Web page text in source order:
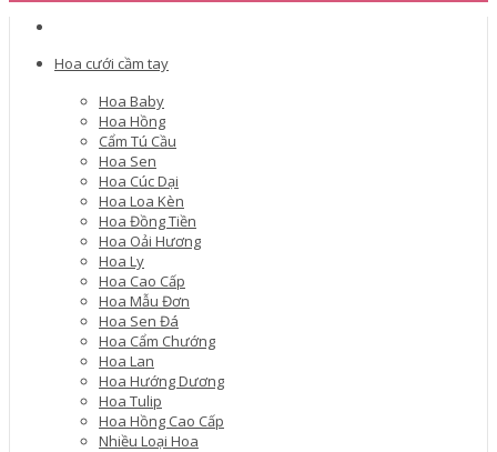
Hoa cưới cầm tay
Hoa Baby
Hoa Hồng
Cẩm Tú Cầu
Hoa Sen
Hoa Cúc Dại
Hoa Loa Kèn
Hoa Đồng Tiền
Hoa Oải Hương
Hoa Ly
Hoa Cao Cấp
Hoa Mẫu Đơn
Hoa Sen Đá
Hoa Cẩm Chướng
Hoa Lan
Hoa Hướng Dương
Hoa Tulip
Hoa Hồng Cao Cấp
Nhiều Loại Hoa